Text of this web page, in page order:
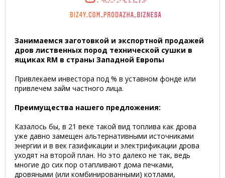
Занимаемся заготовкой и экспортной продажей
дров лиственных пород технической сушки в
ящиках RM в страны Западной Европы
Привлекаем инвестора под % в уставном фонде или
привлечем займ частного лица.
Преимущества нашего предложения:
Казалось бы, в 21 веке такой вид топлива как дрова
уже давно замещен альтернативными источниками
энергии и в век газификации и электрификации дрова
уходят на второй план. Но это далеко не так, ведь
многие до сих пор отапливают дома печками,
дровяными (или комбинированными) котлами,